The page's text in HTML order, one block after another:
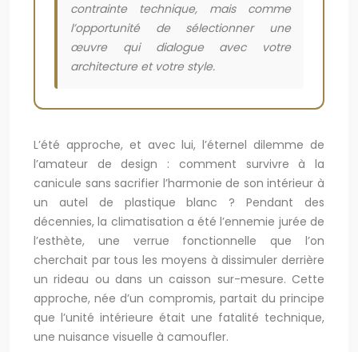
contrainte technique, mais comme
l’opportunité de sélectionner une
œuvre qui dialogue avec votre
architecture et votre style.
L’été approche, et avec lui, l’éternel dilemme de
l’amateur de design : comment survivre à la
canicule sans sacrifier l’harmonie de son intérieur à
un autel de plastique blanc ? Pendant des
décennies, la climatisation a été l’ennemie jurée de
l’esthète, une verrue fonctionnelle que l’on
cherchait par tous les moyens à dissimuler derrière
un rideau ou dans un caisson sur-mesure. Cette
approche, née d’un compromis, partait du principe
que l’unité intérieure était une fatalité technique,
une nuisance visuelle à camoufler.